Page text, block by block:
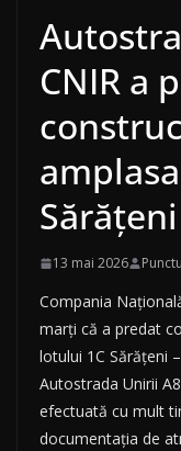
CNIR a
13 mai 2026
Compania
marți că a predat
lotului 1C Sărățeni
Autostrada Unirii
efectuată cu mult
documentația de